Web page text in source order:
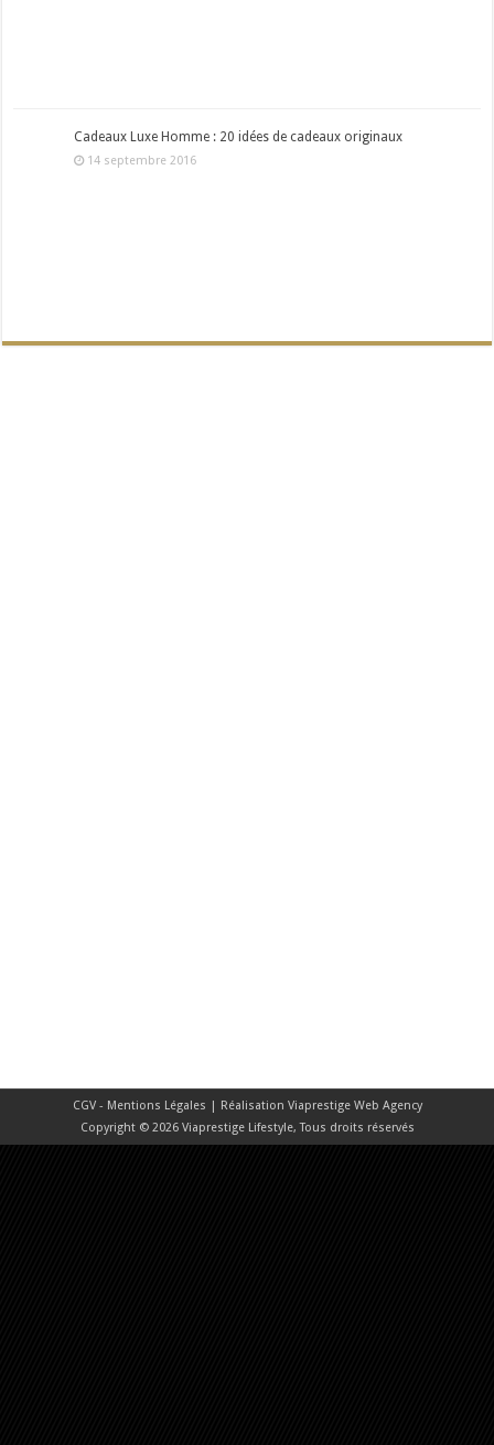
Cadeaux Luxe Homme : 20 idées de cadeaux originaux
14 septembre 2016
CGV - Mentions Légales | Réalisation Viaprestige Web Agency
Copyright © 2026 Viaprestige Lifestyle, Tous droits réservés